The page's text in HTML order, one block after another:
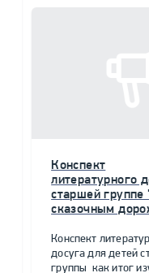
Конспект
литературного
старшей группе
сказочным
Конспект
досуга для детей
группы как итог